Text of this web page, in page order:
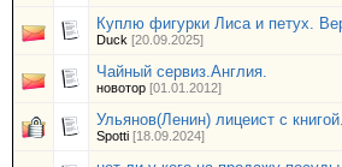
Куплю фигурки Лиса и петух.
Duck [20.09.2025]
Чайный сервиз.Англия.
новотор [01.01.2012]
Ульянов(Ленин) лицеист с
Spotti [18.09.2024]